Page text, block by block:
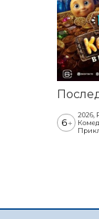
6+
2026,